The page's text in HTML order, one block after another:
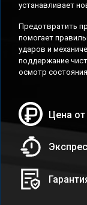
устанавливает
Предотвратить
помогает
ударов и
поддержание
осмотр
Цена от